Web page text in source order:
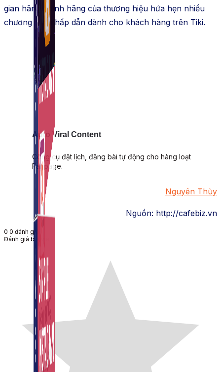
Auto Viral Content
Công cụ đặt lịch, đăng bài tự động cho hàng loạt
Fanpage.
gian hãng chính hãng của thương hiệu hứa hẹn nhiều
chương trình hấp dẫn dành cho khách hàng trên Tiki.
Nguyên Thùy
Nguồn: http://cafebiz.vn
0 0 đánh giá
Đánh giá bài viết